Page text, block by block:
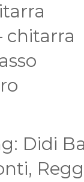
chitarra
Didi